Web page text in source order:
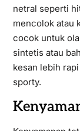
netral seperti
mencolok atau
cocok untuk
sintetis atau
kesan lebih
sporty.